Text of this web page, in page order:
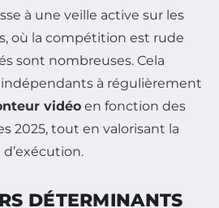
à une veille active sur les
où la compétition est rude
sont nombreuses. Cela
à régulièrement
vidéo en fonction des
2025, tout en valorisant la
DÉTERMINANTS